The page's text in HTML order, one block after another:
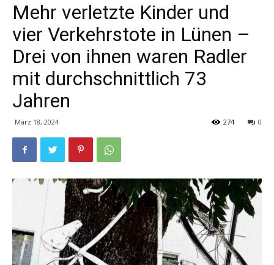
Mehr verletzte Kinder und
vier Verkehrstote in Lünen –
Drei von ihnen waren Radler
mit durchschnittlich 73
Jahren
März 18, 2024 0
274